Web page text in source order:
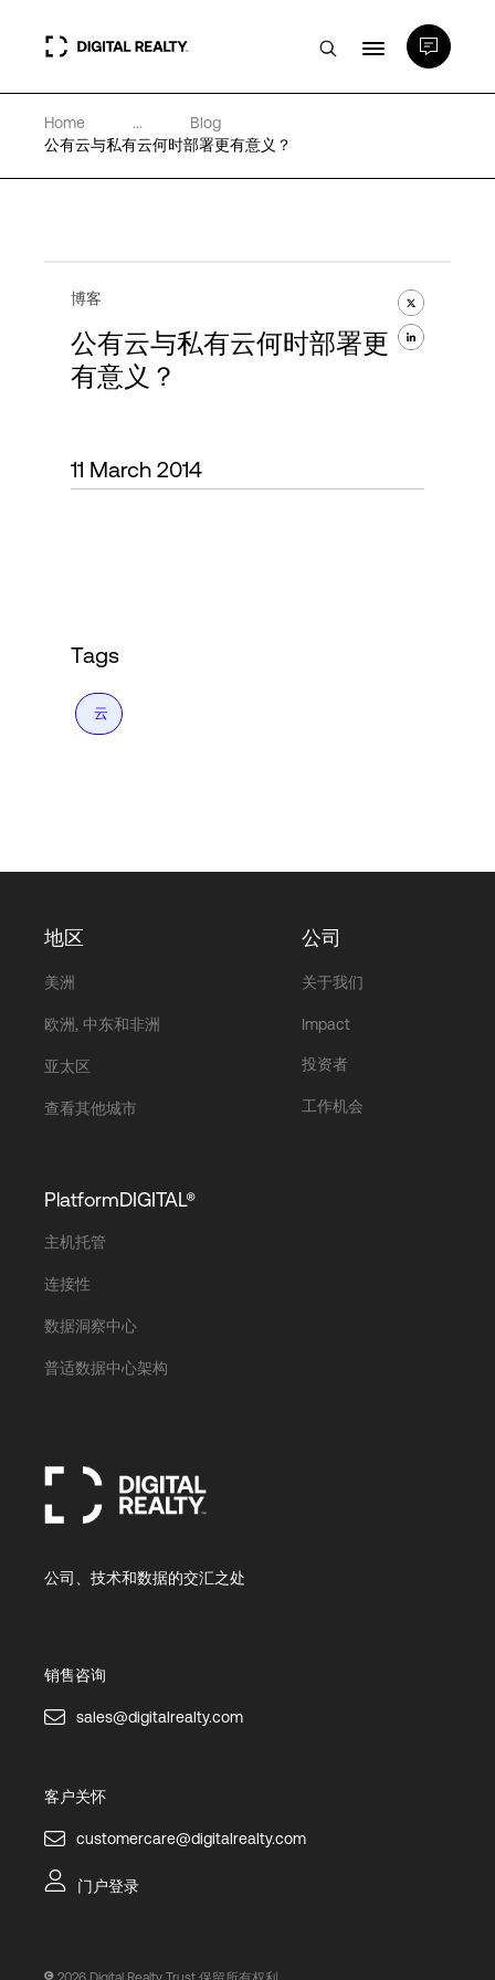
数据中心
专业知识和资源
Home ...
Blog
公有云与私有云何时部署更有意义？
博客
公有云与私有云何时部署更
有意义？
11 March 2014
Tags
云
地区
美洲
欧洲, 中东和非洲
亚太区
查看其他城市
公司
关于我们
Impact
投资者
工作机会
PlatformDIGITAL®
主机托管
连接性
数据洞察中心
普适数据中心架构
公司、技术和数据的交汇之处
销售咨询
sales@digitalrealty.com
客户关怀
customercare@digitalrealty.com
门户登录